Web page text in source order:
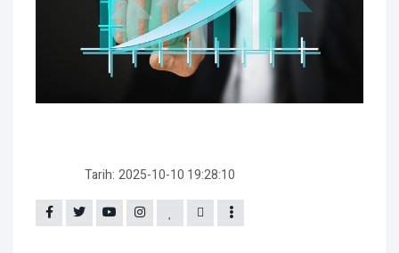
Tarih: 2025-10-10 19:28:10